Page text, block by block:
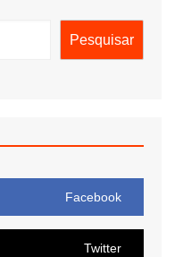
Pesquisar
Facebook
Twitter